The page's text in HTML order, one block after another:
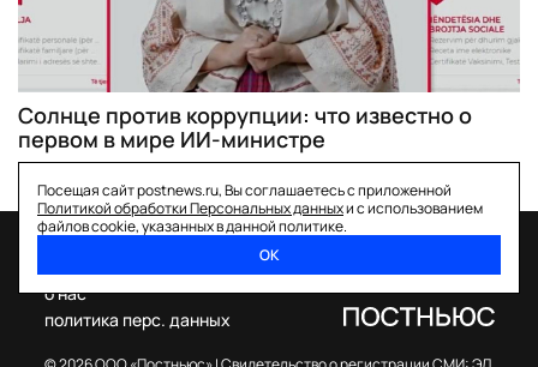
Солнце против коррупции: что известно о
первом в мире ИИ-министре
Посещая сайт postnews.ru, Вы соглашаетесь с приложенной
Политикой обработки Персональных данныхи с использованием
файлов cookie, указанных в данной политике.
ОК
о нас
политика перс. данных